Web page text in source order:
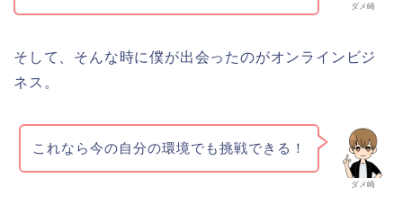
ダメ崎
そして、そんな時に僕が出会ったのがオンラインビジ
ネス。
ダメ崎
これなら今の自分の環境でも挑戦できる！